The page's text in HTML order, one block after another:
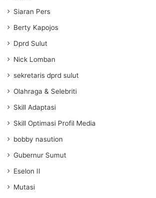
Siaran Pers
Berty Kapojos
Dprd Sulut
Nick Lomban
sekretaris dprd sulut
Olahraga & Selebriti
Skill Adaptasi
Skill Optimasi Profil Media
bobby nasution
Gubernur Sumut
Eselon II
Mutasi